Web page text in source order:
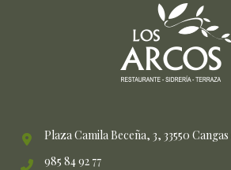
Plaza Camila Beceña, 3, 33550
985 84 92 77